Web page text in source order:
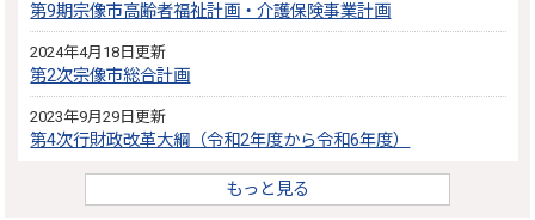
第9期宗像市高齢者福祉計画・介護保険事業計画
2024年4月18日更新
第2次宗像市総合計画
2023年9月29日更新
第4次行財政改革大綱（令和2年度から令和6年度）
もっと見る